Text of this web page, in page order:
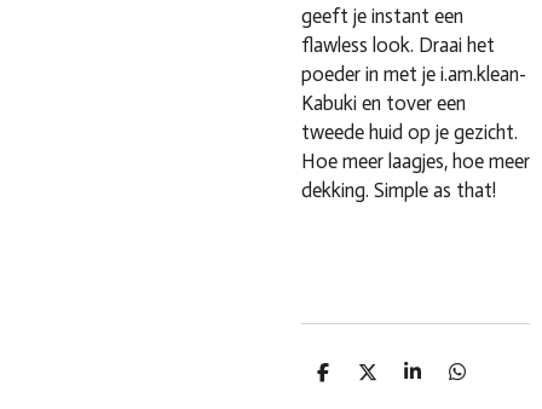
geeft je instant een
flawless look. Draai het
poeder in met je i.am.klean-
Kabuki en tover een
tweede huid op je gezicht.
Hoe meer laagjes, hoe meer
dekking. Simple as that!
D
D
S
D